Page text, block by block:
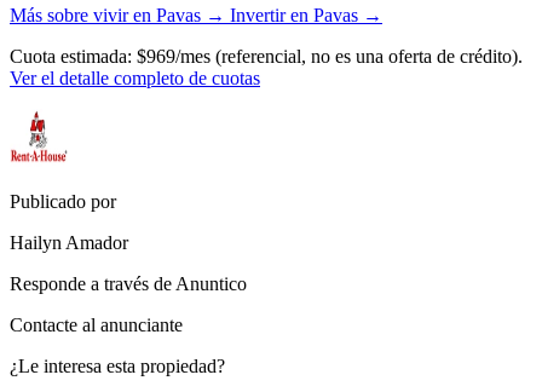
Más sobre vivir en Pavas → Invertir en Pavas →
Cuota estimada: $969/mes (referencial, no es una oferta de crédito).
Ver el detalle completo de cuotas
Publicado por
Hailyn Amador
Responde a través de Anuntico
Contacte al anunciante
¿Le interesa esta propiedad?